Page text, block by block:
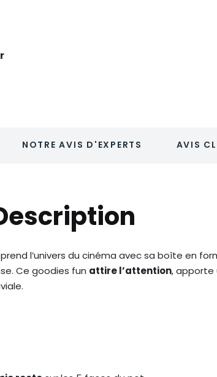
NOTRE AVIS D'EXPERTS AVIS
l’univers du cinéma avec sa boîte en
Ce goodies fun attire l’attention, apporte